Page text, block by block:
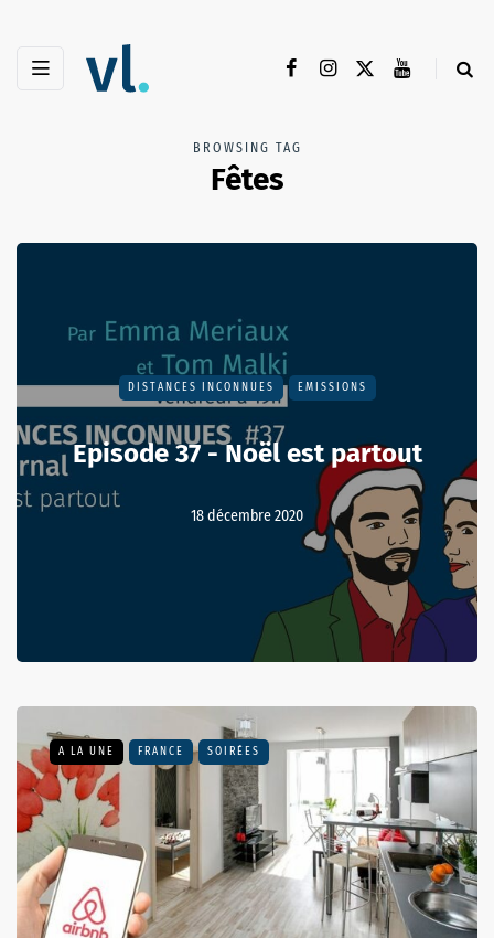
BROWSING TAG
Fêtes
DISTANCES INCONNUES EMISSIONS
Episode 37 - Noël est partout
18 décembre 2020
A LA UNE FRANCE SOIRÉES